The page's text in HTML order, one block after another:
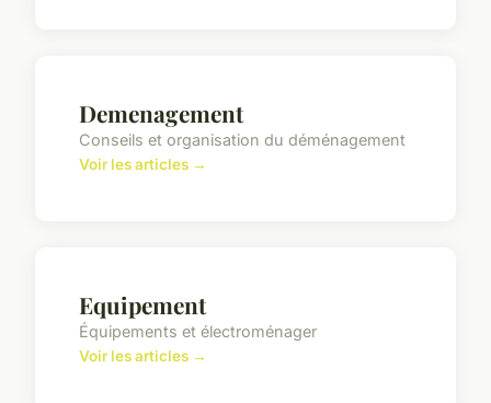
Demenagement
Conseils et organisation du déménagement
Voir les articles →
Equipement
Équipements et électroménager
Voir les articles →